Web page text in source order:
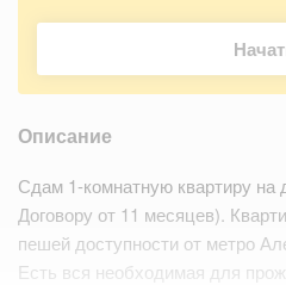
Описание
Сдам 1-комнатную квартиру на
Договору от 11 месяцев).
пешей доступности от метро
Есть вся необходимая для